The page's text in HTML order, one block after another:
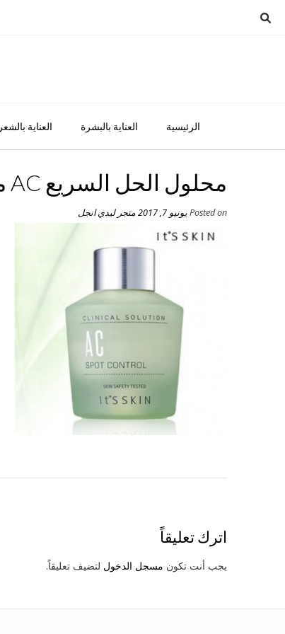
العناية بالشعر العناية بالبشرة الرئيسية
محلول الحل السريع AC من ماركة اتس سكين
Posted onيونيو 7, 2017 متجر ليدي انجل
اترك تعليقاً
يجب أنت تكون مسجل الدخول لتضيف تعليقاً.